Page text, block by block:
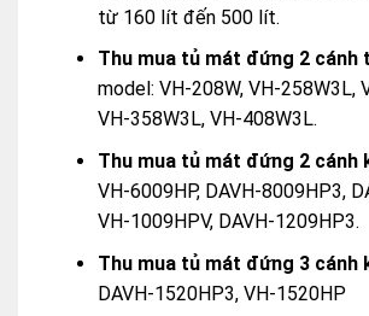
từ 160 lít đến 500 lít.
Thu mua tủ mát đứng 2 cánh
model: VH-208W, VH-258W3L,
VH-358W3L, VH-408W3L.
Thu mua tủ mát đứng 2 cánh
VH-6009HP, DAVH-8009HP3,
VH-1009HPV, DAVH-1209HP3.
Thu mua tủ mát đứng 3 cánh
DAVH-1520HP3, VH-1520HP